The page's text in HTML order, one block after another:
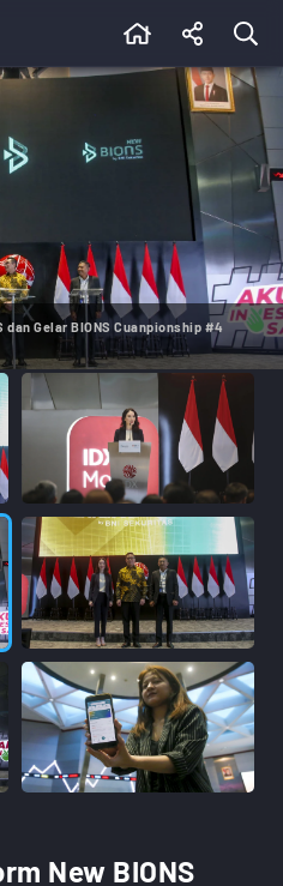
Gelar BIONS Cuanpionship #4
New BIONS